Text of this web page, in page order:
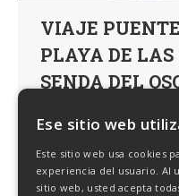
VIAJE
PLAYA DE
SENDA DEL
Del 10 al 12 de
Pilar te proponemos
Ese sitio web
Este sitio web usa cookies
experiencia del usuario. Al
sitio web, usted acepta